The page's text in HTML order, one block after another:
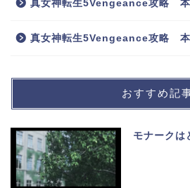
真女神転生5Vengeance攻略
真女神転生5Vengeance攻略
おすすめ記
モナークは